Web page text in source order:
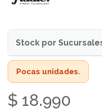
Stock por
Pocas unidades.
$ 18.990